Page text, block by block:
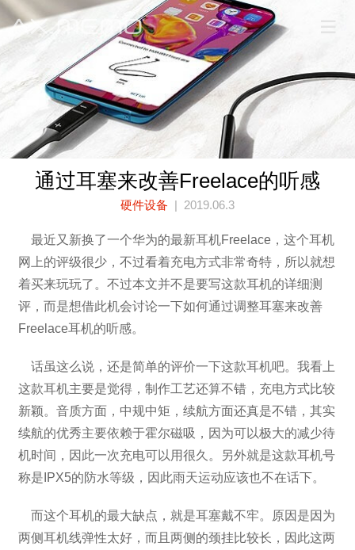
通过耳塞来改善Freelace的听感
硬件设备 | 2019.06.3
最近又新换了一个华为的最新耳机Freelace，这个耳机
网上的评级很少，不过看着充电方式非常奇特，所以就想
着买来玩玩了。不过本文并不是要写这款耳机的详细测
评，而是想借此机会讨论一下如何通过调整耳塞来改善
Freelace耳机的听感。
话虽这么说，还是简单的评价一下这款耳机吧。我看上
这款耳机主要是觉得，制作工艺还算不错，充电方式比较
新颖。音质方面，中规中矩，续航方面还真是不错，其实
续航的优秀主要依赖于霍尔磁吸，因为可以极大的减少待
机时间，因此一次充电可以用很久。另外就是这款耳机号
称是IPX5的防水等级，因此雨天运动应该也不在话下。
而这个耳机的最大缺点，就是耳塞戴不牢。原因是因为
两侧耳机线弹性太好，而且两侧的颈挂比较长，因此这两